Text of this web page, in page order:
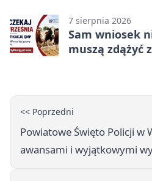
7 sierpnia 2026
Sam wniosek
muszą zdążyć
<< Poprzedni
Powiatowe Święto Policji w
awansami i wyjątkowymi